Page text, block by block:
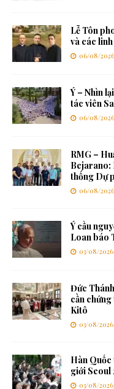
Lễ Tôn
và các
06/08/2026
Ý – Nhìn
tác viên
06/08/2026
RMG –
Bejarano:
thống Dự
06/08/2026
Ý cầu
Loan báo
03/08/2026
Đức
cần
Kitô
03/08/2026
Hàn
giới Seoul
03/08/2026